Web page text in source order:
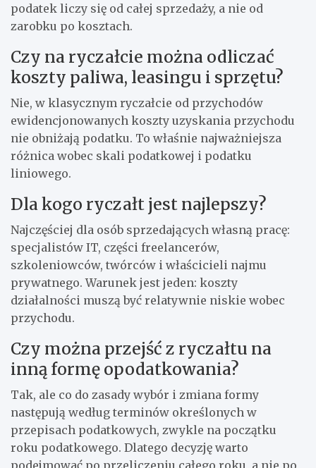
podatek liczy się od całej sprzedaży, a nie od
zarobku po kosztach.
Czy na ryczałcie można odliczać
koszty paliwa, leasingu i sprzętu?
Nie, w klasycznym ryczałcie od przychodów
ewidencjonowanych koszty uzyskania przychodu
nie obniżają podatku. To właśnie najważniejsza
różnica wobec skali podatkowej i podatku
liniowego.
Dla kogo ryczałt jest najlepszy?
Najczęściej dla osób sprzedających własną pracę:
specjalistów IT, części freelancerów,
szkoleniowców, twórców i właścicieli najmu
prywatnego. Warunek jest jeden: koszty
działalności muszą być relatywnie niskie wobec
przychodu.
Czy można przejść z ryczałtu na
inną formę opodatkowania?
Tak, ale co do zasady wybór i zmiana formy
następują według terminów określonych w
przepisach podatkowych, zwykle na początku
roku podatkowego. Dlatego decyzję warto
podejmować po przeliczeniu całego roku, a nie po